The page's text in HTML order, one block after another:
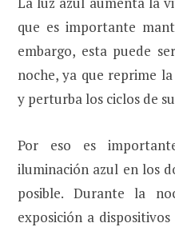
que es importante
embargo, esta puede
noche, ya que reprime
y perturba los ciclos de
Por eso es
iluminación azul en los
posible. Durante la
exposición a